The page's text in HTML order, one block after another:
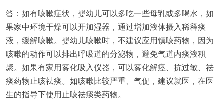
答：如有咳嗽症状，婴幼儿可以多吃一些母乳或多喝水，如
果家中环境干燥可以开加湿器，通过增加液体摄入稀释痰
液，缓解咳嗽。婴幼儿咳嗽时，不建议应用镇咳药物，因为
咳嗽的动作可以排出呼吸道的分泌物，避免气道内痰液积
聚。如果有家用雾化吸入仪器，可以雾化解痉、抗过敏、祛
痰药物止咳祛痰。如咳嗽比较严重、气促，建议就医，在医
生的指导下使用止咳祛痰类药物。